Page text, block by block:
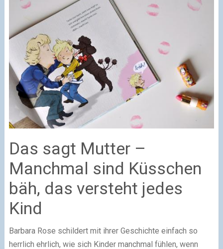
Das sagt Mutter –
Manchmal sind Küsschen
bäh, das versteht jedes
Kind
Barbara Rose schildert mit ihrer Geschichte einfach so
herrlich ehrlich, wie sich Kinder manchmal fühlen, wenn